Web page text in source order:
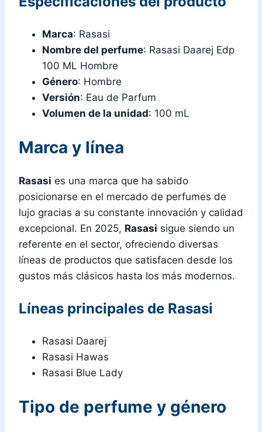
Marca: Rasasi
Nombre del perfume: Rasasi Daarej Edp
100 ML Hombre
Género: Hombre
Versión: Eau de Parfum
Volumen de la unidad: 100 mL
Marca y línea
Rasasi es una marca que ha sabido
posicionarse en el mercado de perfumes de
lujo gracias a su constante innovación y calidad
excepcional. En 2025, Rasasi sigue siendo un
referente en el sector, ofreciendo diversas
líneas de productos que satisfacen desde los
gustos más clásicos hasta los más modernos.
Líneas principales de Rasasi
Rasasi Daarej
Rasasi Hawas
Rasasi Blue Lady
Tipo de perfume y género